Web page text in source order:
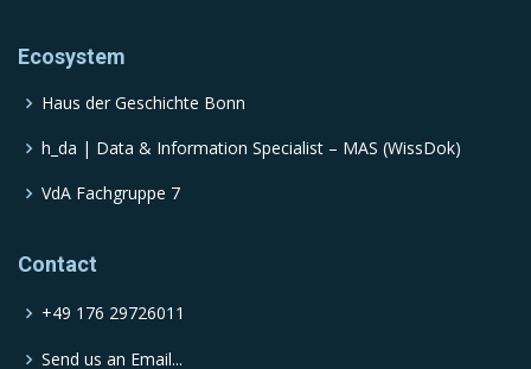
Ecosystem
Haus der Geschichte Bonn
h_da | Data & Information Specialist – MAS (WissDok)
VdA Fachgruppe 7
Contact
+49 176 29726011
Send us an Email...